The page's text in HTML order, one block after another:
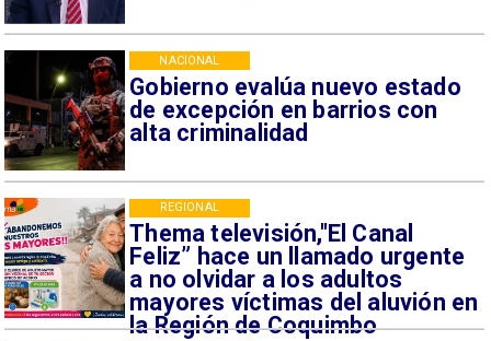
Gobierno evalúa nuevo estado
de excepción en barrios con
alta criminalidad
NACIONAL
Thema televisión,"El Canal
Feliz” hace un llamado urgente
a no olvidar a los adultos
mayores víctimas del aluvión en
la Región de Coquimbo
REGIONAL